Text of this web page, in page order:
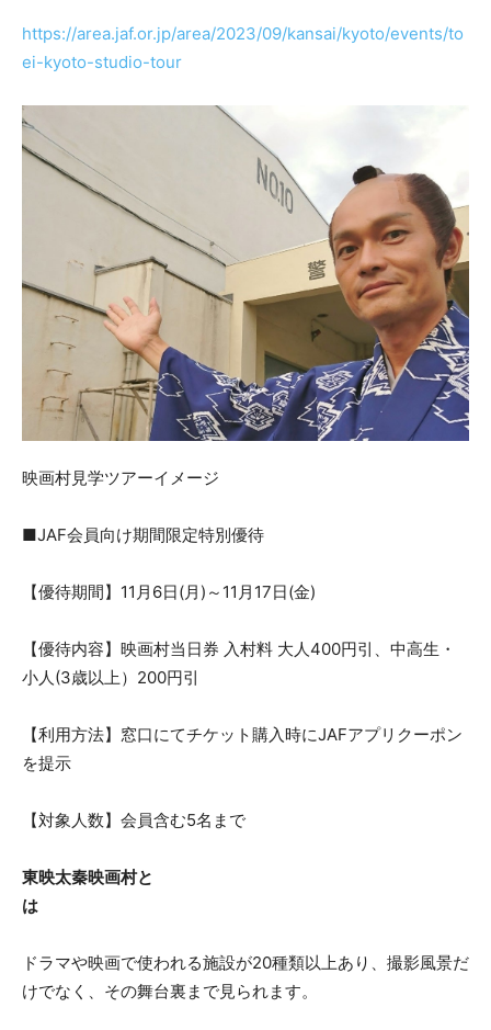
https://area.jaf.or.jp/area/2023/09/kansai/kyoto/events/to
ei-kyoto-studio-tour
映画村見学ツアーイメージ
■JAF会員向け期間限定特別優待
【優待期間】11月6日(月)～11月17日(金)
【優待内容】映画村当日券 入村料 大人400円引、中高生・
小人(3歳以上）200円引
【利用方法】窓口にてチケット購入時にJAFアプリクーポン
を提示
【対象人数】会員含む5名まで
東映太秦映画村と
は
ドラマや映画で使われる施設が20種類以上あり、撮影風景だ
けでなく、その舞台裏まで見られます。